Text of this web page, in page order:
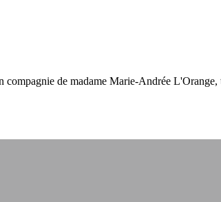
de madame Marie-Andrée